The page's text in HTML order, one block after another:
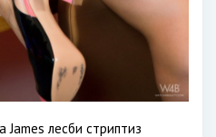
James лесби стриптиз